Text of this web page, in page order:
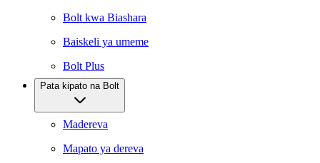
Bolt kwa Biashara
Baiskeli ya umeme
Bolt Plus
Pata kipato na Bolt
Madereva
Mapato ya dereva